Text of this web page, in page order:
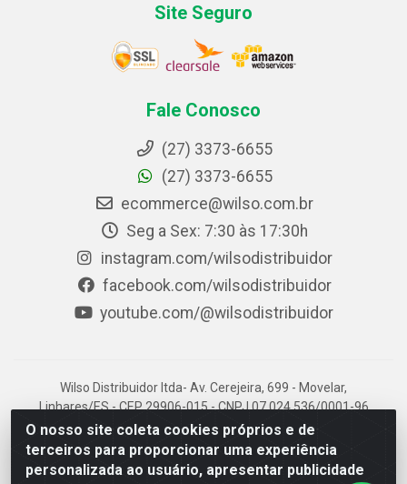
O nosso site coleta cookies próprios e de
terceiros para proporcionar uma experiência
personalizada ao usuário, apresentar publicidade
Site Seguro
Fale Conosco
(27) 3373-6655
(27) 3373-6655
ecommerce@wilso.com.br
Seg a Sex: 7:30 às 17:30h
instagram.com/wilsodistribuidor
facebook.com/wilsodistribuidor
youtube.com/@wilsodistribuidor
Wilso Distribuidor ltda- Av. Cerejeira, 699 - Movelar,
Linhares/ES - CEP 29906-015 - CNPJ 07.024.536/0001-96